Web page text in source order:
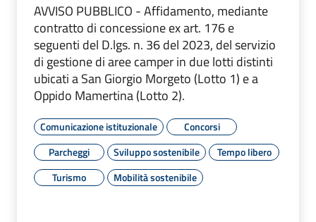
AVVISO PUBBLICO - Affidamento, mediante
contratto di concessione ex art. 176 e
seguenti del D.lgs. n. 36 del 2023, del servizio
di gestione di aree camper in due lotti distinti
ubicati a San Giorgio Morgeto (Lotto 1) e a
Oppido Mamertina (Lotto 2).
Comunicazione istituzionale
Concorsi
Parcheggi
Sviluppo sostenibile
Tempo libero
Turismo
Mobilità sostenibile